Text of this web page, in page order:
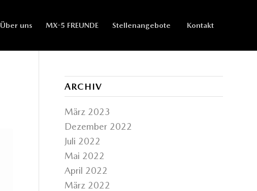
Über uns MX-5 FREUNDE Stellenangebote Kontakt
ARCHIV
März 2023
Dezember 2022
Juli 2022
Mai 2022
April 2022
März 2022